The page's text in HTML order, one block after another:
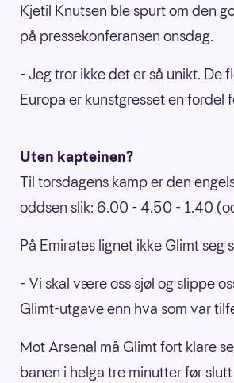
Kjetil Knutsen ble spurt om den
på pressekonferansen onsdag.
- Jeg tror ikke det er så unikt. De
Europa er kunstgresset en fordel
Uten kapteinen?
Til torsdagens kamp er den
oddsen slik: 6.00 - 4.50 - 1.40
På Emirates lignet ikke Glimt seg
- Vi skal være oss sjøl og slippe
Glimt-utgave enn hva som var
Mot Arsenal må Glimt fort klare
banen i helga tre minutter før